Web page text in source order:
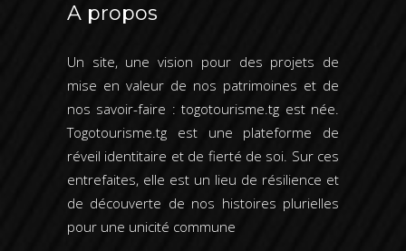
A propos
Un site, une vision pour des projets de
mise en valeur de nos patrimoines et de
nos savoir-faire : togotourisme.tg est née.
Togotourisme.tg est une plateforme de
réveil identitaire et de fierté de soi. Sur ces
entrefaites, elle est un lieu de résilience et
de découverte de nos histoires plurielles
pour une unicité commune